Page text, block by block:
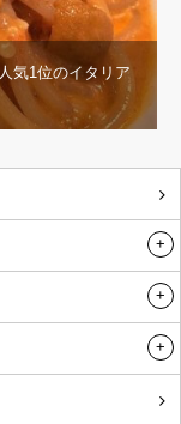
気1位のイタリア